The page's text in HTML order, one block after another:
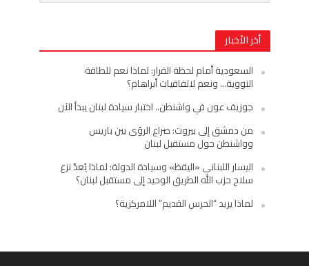
أخر الأخبار
السعودية أمام لحظة القرار: لماذا نعم للطاقة
النووية… ونعم لاتفاقيات أبراهام؟
جوزيف عون في واشنطن.. اختبار سيادة لبنان يبدأ الآن
من دمشق إلى بيروت: صراع الرؤى بين باريس
وواشنطن حول مستقبل لبنان
اليسار اللبناني «اليقظ» وسيادة الدولة: لماذا يُعدّ نزع
سلاح حزب الله الطريق الوحيد إلى مستقبل لبنان؟
لماذا يريد “الحرس القديم” اللامركزية؟